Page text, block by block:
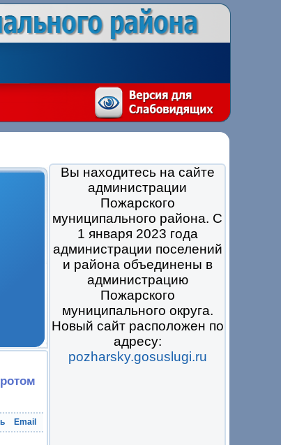
Вы находитесь на сайте
администрации
Пожарского
муниципального района. С
1 января 2023 года
администрации поселений
и района объединены в
администрацию
Пожарского
муниципального округа.
Новый сайт расположен по
адресу:
pozharsky.gosuslugi.ru
Email